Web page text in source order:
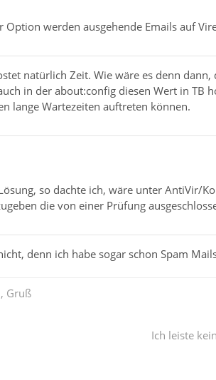
Option werden ausgehende Emails auf
natürlich Zeit. Wie wäre es denn
in der about:config diesen Wert in TB
lange Wartezeiten auftreten können.
so dachte ich, wäre unter AntiVir/
die von einer Prüfung
denn ich habe sogar schon Spam
Gruß
Ich leiste